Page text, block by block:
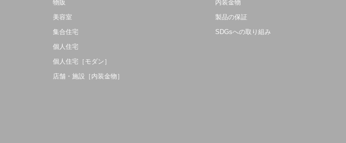
物販
美容室
集合住宅
個人住宅
個人住宅［モダン］
店舗・施設［内装金物］
内装金物
製品の保証
SDGsへの取り組み